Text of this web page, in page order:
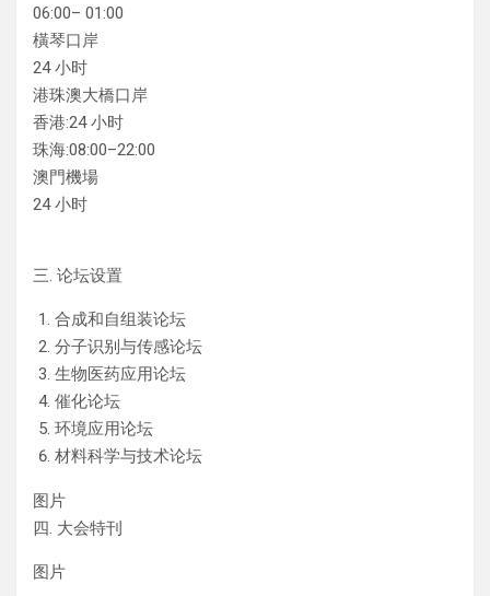
06:00– 01:00
橫琴口岸
24 小时
港珠澳大橋口岸
香港:24 小时
珠海:08:00–22:00
澳門機場
24 小时
三. 论坛设置
合成和自组装论坛
分子识别与传感论坛
生物医药应用论坛
催化论坛
环境应用论坛
材料科学与技术论坛
图片
四. 大会特刊
图片